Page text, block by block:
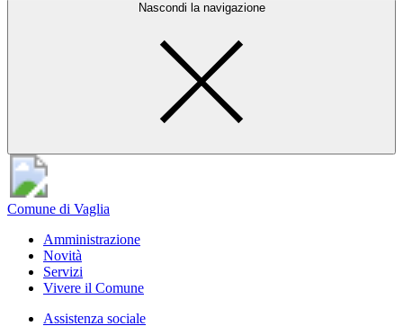
Nascondi la navigazione
Comune di Vaglia
Amministrazione
Novità
Servizi
Vivere il Comune
Assistenza sociale